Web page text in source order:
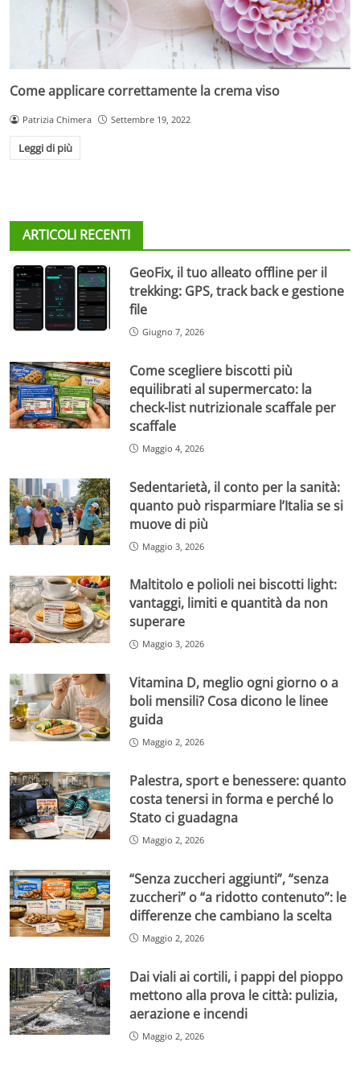
Come applicare correttamente la crema viso
Patrizia Chimera Settembre 19, 2022
Leggi di più
ARTICOLI RECENTI
GeoFix, il tuo alleato offline per il
trekking: GPS, track back e gestione
file
Giugno 7, 2026
Come scegliere biscotti più
equilibrati al supermercato: la
check-list nutrizionale scaffale per
scaffale
Maggio 4, 2026
Sedentarietà, il conto per la sanità:
quanto può risparmiare l’Italia se si
muove di più
Maggio 3, 2026
Maltitolo e polioli nei biscotti light:
vantaggi, limiti e quantità da non
superare
Maggio 3, 2026
Vitamina D, meglio ogni giorno o a
boli mensili? Cosa dicono le linee
guida
Maggio 2, 2026
Palestra, sport e benessere: quanto
costa tenersi in forma e perché lo
Stato ci guadagna
Maggio 2, 2026
“Senza zuccheri aggiunti”, “senza
zuccheri” o “a ridotto contenuto”: le
differenze che cambiano la scelta
Maggio 2, 2026
Dai viali ai cortili, i pappi del pioppo
mettono alla prova le città: pulizia,
aerazione e incendi
Maggio 2, 2026